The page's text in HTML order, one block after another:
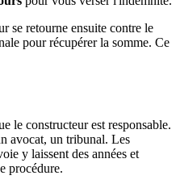
se retourne ensuite contre le
pour récupérer la somme. Ce
le constructeur est responsable.
avocat, un tribunal. Les
y laissent des années et
procédure.